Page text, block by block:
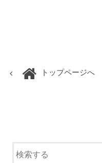
トップページへ